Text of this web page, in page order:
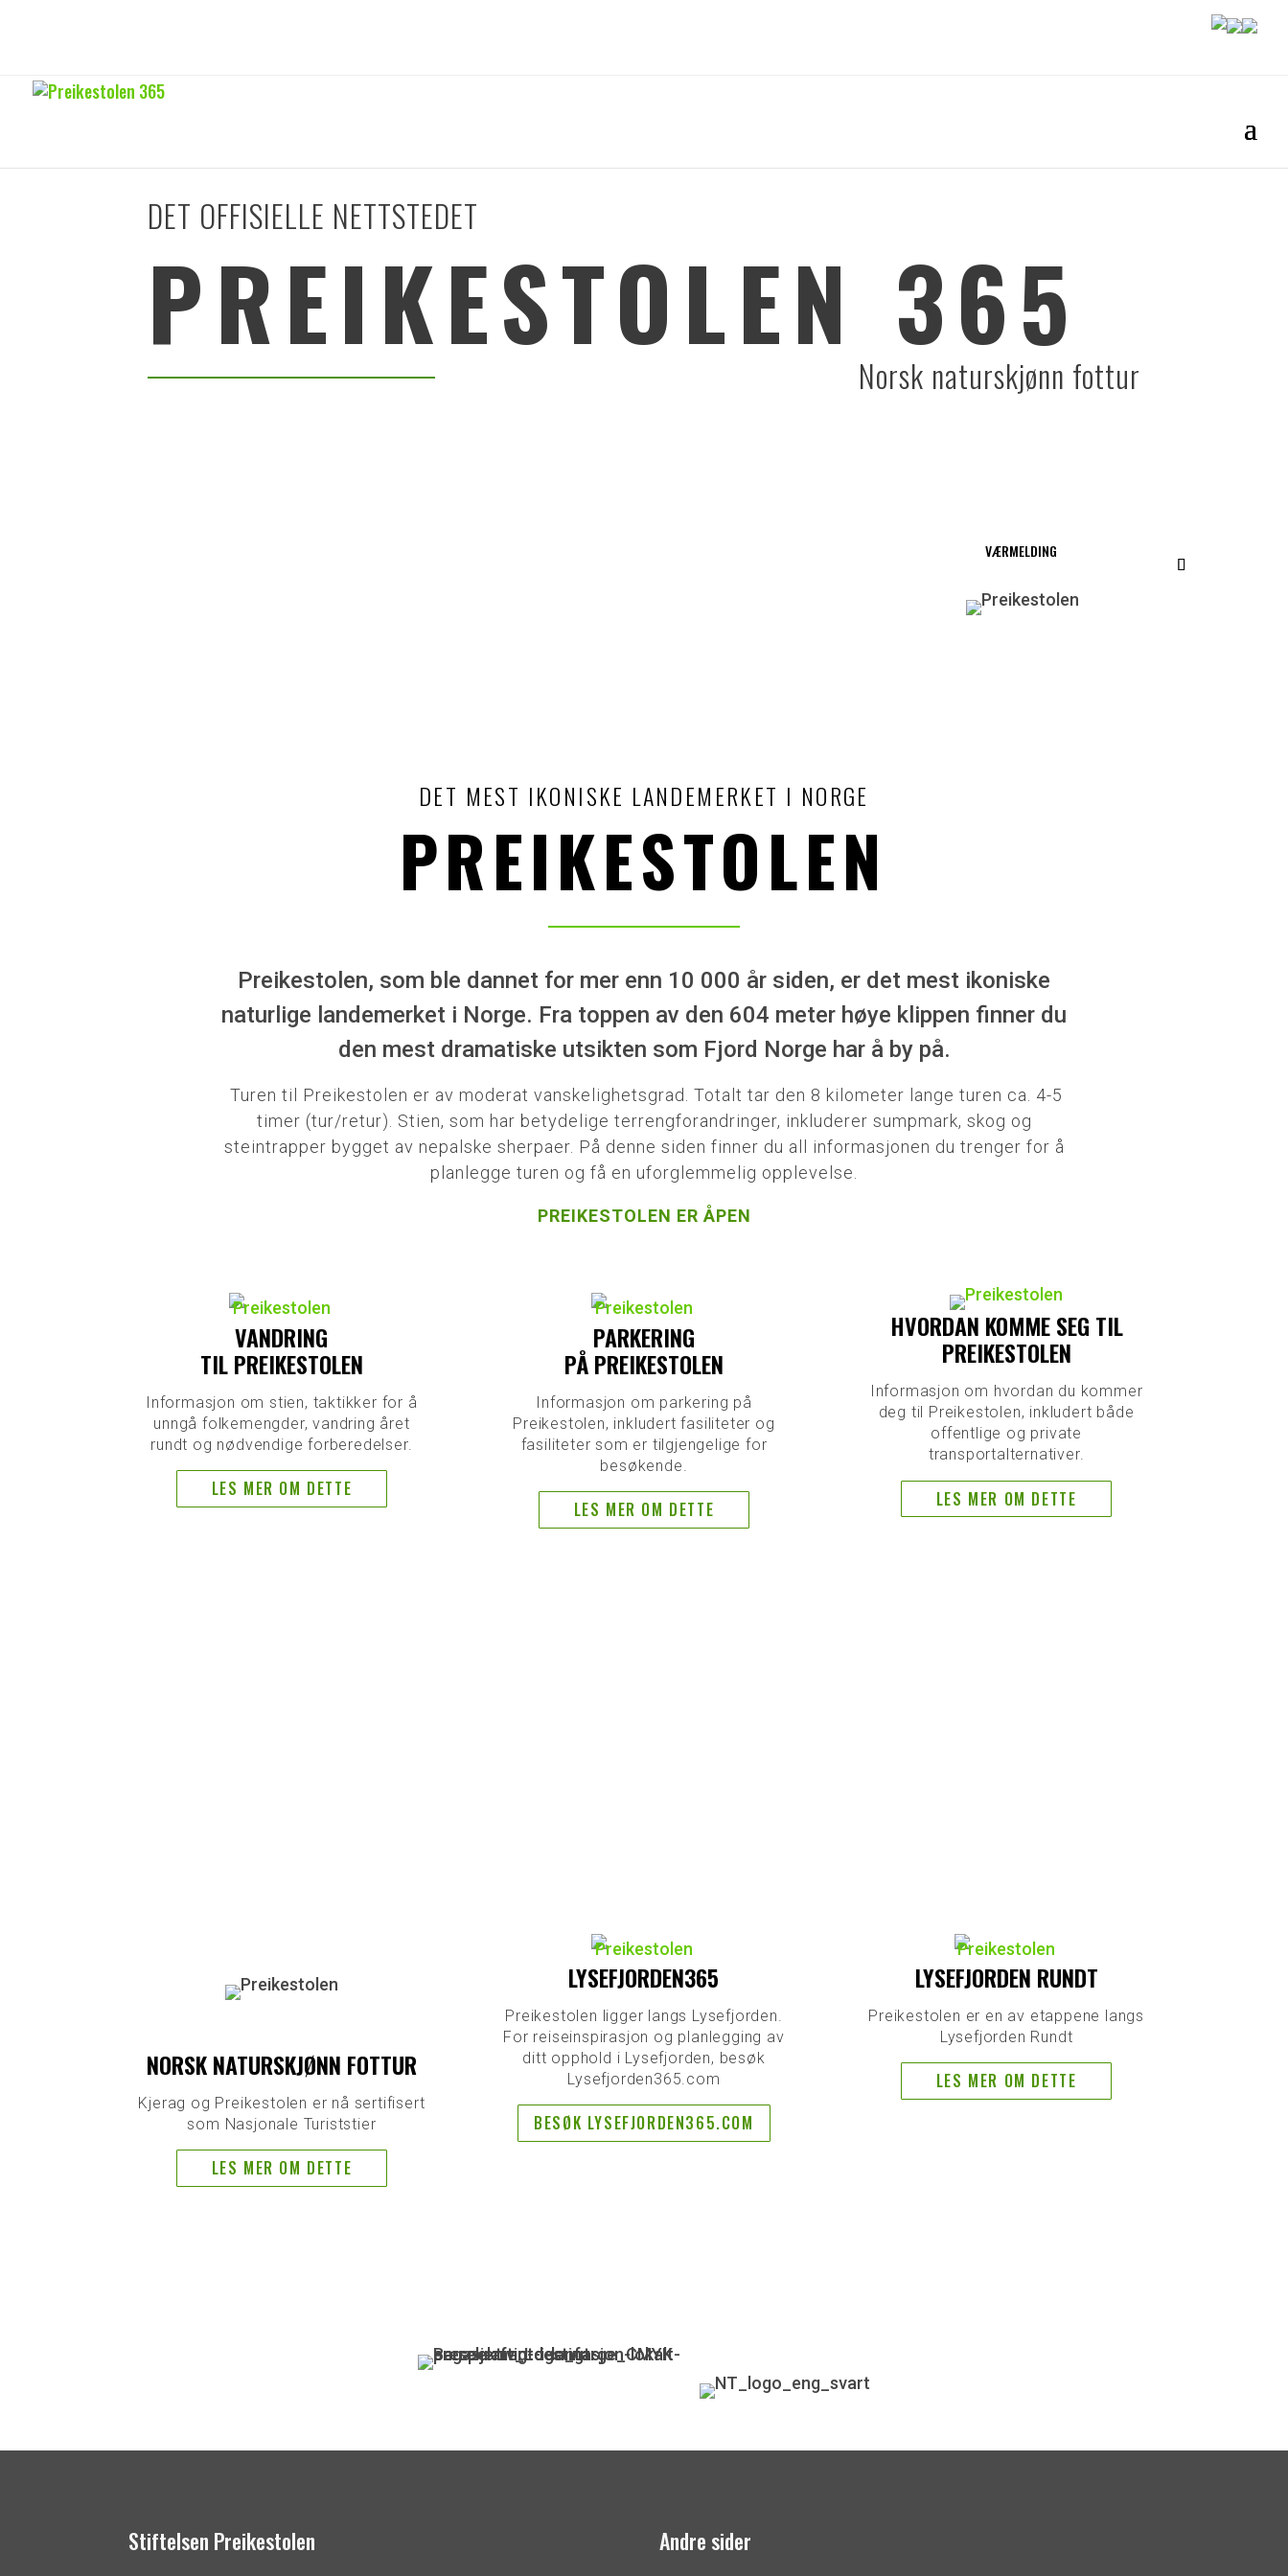
DET OFFISIELLE NETTSTEDET
PREIKESTOLEN 365
Norsk naturskjønn fottur
VÆRMELDING
DET MEST IKONISKE LANDEMERKET I NORGE
PREIKESTOLEN
Preikestolen, som ble dannet for mer enn 10 000 år siden, er det mest ikoniske
naturlige landemerket i Norge. Fra toppen av den 604 meter høye klippen finner du
den mest dramatiske utsikten som Fjord Norge har å by på.
Turen til Preikestolen er av moderat vanskelighetsgrad. Totalt tar den 8 kilometer lange turen ca. 4-5
timer (tur/retur). Stien, som har betydelige terrengforandringer, inkluderer sumpmark, skog og
steintrapper bygget av nepalske sherpaer. På denne siden finner du all informasjonen du trenger for å
planlegge turen og få en uforglemmelig opplevelse.
PREIKESTOLEN ER ÅPEN
VANDRING
TIL PREIKESTOLEN
Informasjon om stien, taktikker for å
unngå folkemengder, vandring året
rundt og nødvendige forberedelser.
LES MER OM DETTE
PARKERING
PÅ PREIKESTOLEN
Informasjon om parkering på
Preikestolen, inkludert fasiliteter og
fasiliteter som er tilgjengelige for
besøkende.
LES MER OM DETTE
HVORDAN KOMME SEG TIL
PREIKESTOLEN
Informasjon om hvordan du kommer
deg til Preikestolen, inkludert både
offentlige og private
transportalternativer.
LES MER OM DETTE
NORSK NATURSKJØNN FOTTUR
Kjerag og Preikestolen er nå sertifisert
som Nasjonale Turiststier
LES MER OM DETTE
LYSEFJORDEN365
Preikestolen ligger langs Lysefjorden.
For reiseinspirasjon og planlegging av
ditt opphold i Lysefjorden, besøk
Lysefjorden365.com
BESØK LYSEFJORDEN365.COM
LYSEFJORDEN RUNDT
Preikestolen er en av etappene langs
Lysefjorden Rundt
LES MER OM DETTE
Stiftelsen Preikestolen Andre sider